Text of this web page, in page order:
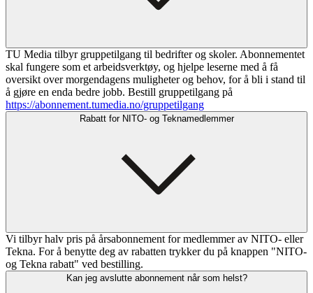
TU Media tilbyr gruppetilgang til bedrifter og skoler. Abonnementet
skal fungere som et arbeidsverktøy, og hjelpe leserne med å få
oversikt over morgendagens muligheter og behov, for å bli i stand til
å gjøre en enda bedre jobb. Bestill gruppetilgang på
https://abonnement.tumedia.no/gruppetilgang
Rabatt for NITO- og Teknamedlemmer
Vi tilbyr halv pris på årsabonnement for medlemmer av NITO- eller
Tekna. For å benytte deg av rabatten trykker du på knappen "NITO-
og Tekna rabatt" ved bestilling.
Kan jeg avslutte abonnement når som helst?